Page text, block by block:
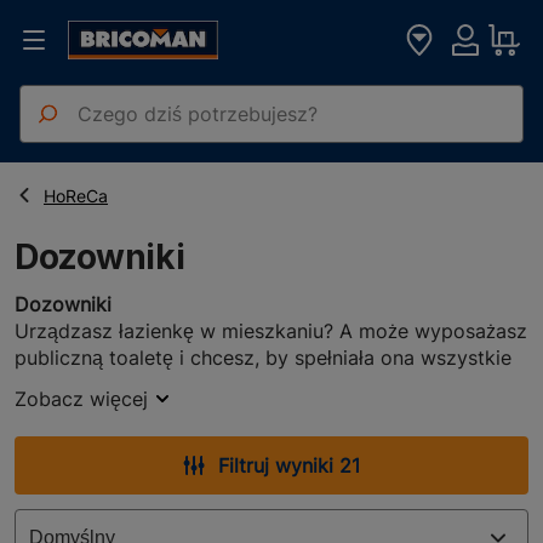
Strona główna
Artykuły Sanitarne
HoReCa
Dozowniki
Dozowniki
Dozowniki
Urządzasz łazienkę w mieszkaniu? A może wyposażasz
publiczną toaletę i chcesz, by spełniała ona wszystkie
takim razie nie zapomnij o detalach! Jednym z nich
będzie dozownik do mydła, którego nie może
zabraknąć przy żadnej, domowej czy publicznej,
umywalce!
Dozowniki do łazienek publicznych
Zobacz więcej
Filtruj wyniki 21